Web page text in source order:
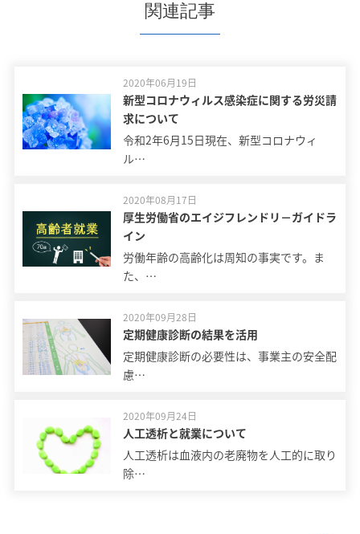
関連記事
2020年06月19日
新型コロナウィルス感染症に関する労災請
求について
令和2年6月15日現在、新型コロナウィ
ル…
2020年08月17日
厚生労働省のエイジフレンドリ－ガイドラ
イン
労働年齢の高齢化は周知の事実です。ま
た、…
2020年09月28日
定期健康診断の結果を活用
定期健康診断の必要性は、事業主の安全配
慮…
2020年09月24日
人工透析と就業について
人工透析は血液内の老廃物を人工的に取り
除…